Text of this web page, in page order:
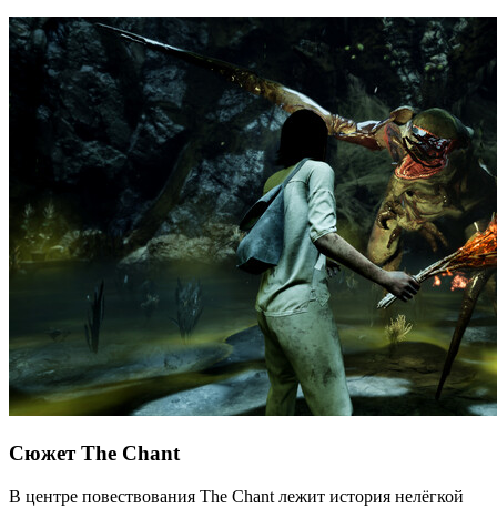
Сюжет The Chant
В центре повествования The Chant лежит история нелёгкой